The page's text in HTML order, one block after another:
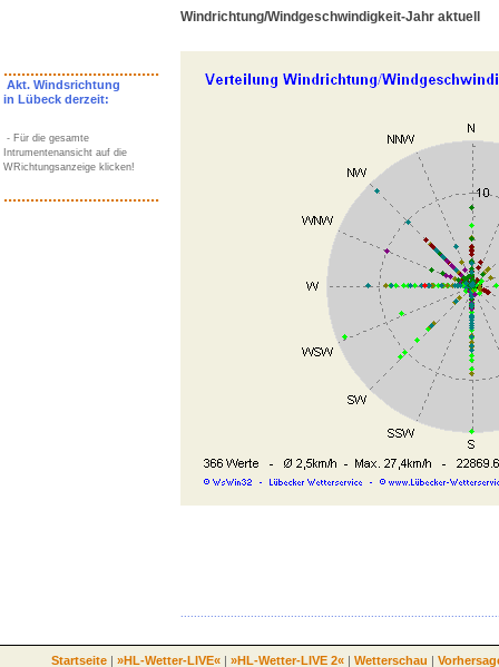
Windrichtung/Windgeschwindigkeit-Jahr aktuell
...................................
Akt. Windsrichtung
in Lübeck derzeit:
- Für die gesamte
Intrumentenansicht auf die
WRichtungsanzeige klicken!
...................................
Startseite | »HL-Wetter-LIVE« | »HL-Wetter-LIVE 2« | Wetterschau |